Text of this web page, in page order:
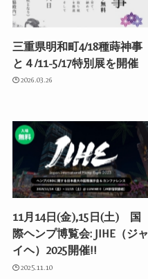
三重県明和町4/18種蒔神事
と４/11-5/17特別展を開催
2026.03.26
11月14日(金),15日(土) 国
際ヘンプ博覧会: JIHE（ジャ
イヘ）2025開催!!
2025.11.10